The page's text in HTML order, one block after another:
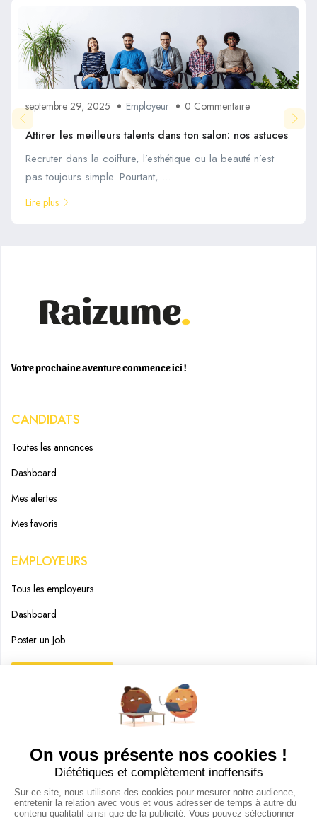
septembre 29, 2025 Employeur 0 Commentaire
Attirer les meilleurs talents dans ton salon: nos astuces
Recruter dans la coiffure, l’esthétique ou la beauté n’est
pas toujours simple. Pourtant, ...
Lire plus
Votre prochaine aventure commence ici !
CANDIDATS
Toutes les annonces
Dashboard
Mes alertes
Mes favoris
EMPLOYEURS
Tous les employeurs
Dashboard
Poster un Job
Conditions Générales de Vente